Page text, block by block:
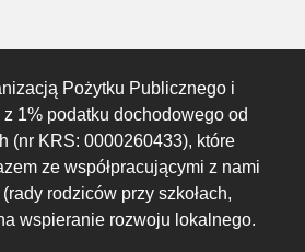
Pożytku Publicznego i
1% podatku dochodowego od
(nr KRS: 0000260433), które
ze współpracującymi z nami
rodziców przy szkołach,
wspieranie rozwoju lokalnego.